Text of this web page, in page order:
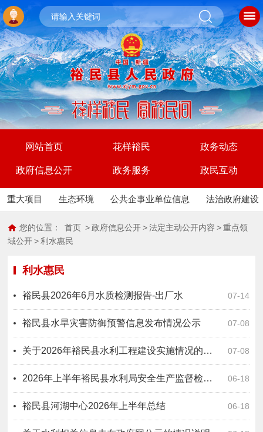
网站首页 花样裕民 政务动态
政府信息公开 政务服务 政民互动
重大项目 生态环境 公共企事业单位信息 法治政府建设
您的位置： 首页 > 政府信息公开 > 法定主动公开内容 > 重点领
域公开 > 利水惠民
利水惠民
07-14
裕民县2026年6月水质检测报告-出厂水
07-08
裕民县水旱灾害防御预警信息发布情况公示
07-08
关于2026年裕民县水利工程建设实施情况的公示
06-18
2026年上半年裕民县水利局安全生产监督检查情况公示
06-18
裕民县河湖中心2026年上半年总结